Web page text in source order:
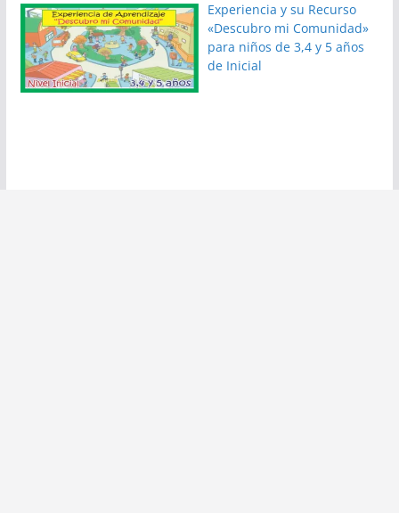
Experiencia y su Recurso
«Descubro mi Comunidad»
para niños de 3,4 y 5 años
de Inicial